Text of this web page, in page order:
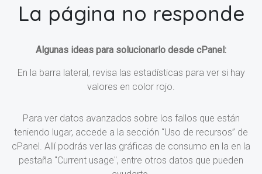
La página no responde
Algunas ideas para solucionarlo desde cPanel:
En la barra lateral, revisa las estadísticas para ver si hay
valores en color rojo.
Para ver datos avanzados sobre los fallos que están
teniendo lugar, accede a la sección “Uso de recursos” de
cPanel. Allí podrás ver las gráficas de consumo en la en la
pestaña "Current usage", entre otros datos que pueden